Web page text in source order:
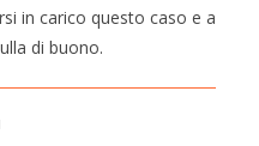
in carico questo caso e a
di buono.